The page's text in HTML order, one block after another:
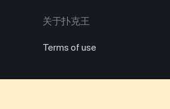
关于扑克王
Terms of use